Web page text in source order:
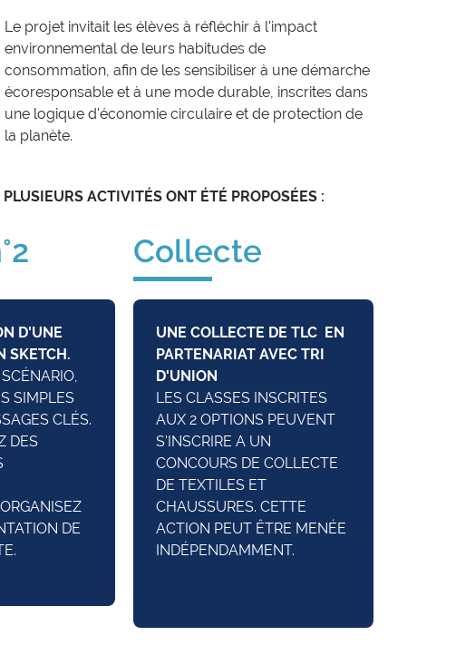
Le projet invitait les élèves à réfléchir à l'impact
environnemental de leurs habitudes de
consommation, afin de les sensibiliser à une démarche
écoresponsable et à une mode durable, inscrites dans
une logique d'économie circulaire et de protection de
la planète.
ACTIVITÉS ONT ÉTÉ PROPOSÉES :
D'UNE
SKETCH.
SIMPLES
CLÉS.
DES
DE
Collecte
UNE COLLECTE DE TLC EN
PARTENARIAT AVEC TRI
D'UNION
LES CLASSES INSCRITES
AUX 2 OPTIONS PEUVENT
S'INSCRIRE A UN
CONCOURS DE COLLECTE
DE TEXTILES ET
CHAUSSURES. CETTE
ACTION PEUT ÊTRE MENÉE
INDÉPENDAMMENT.